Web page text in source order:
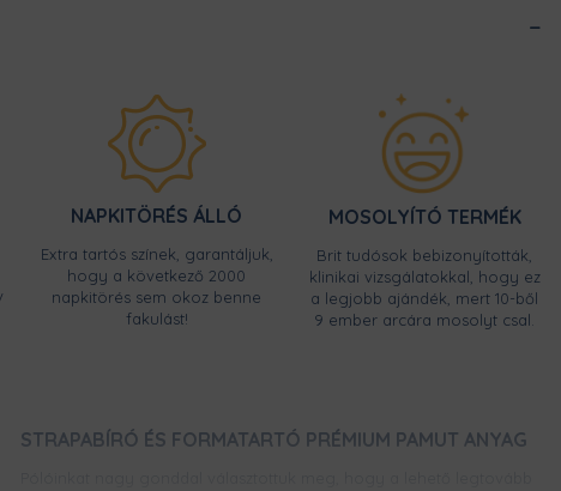
NAPKITÖRÉS ÁLLÓ
Extra tartós színek, garantáljuk,
hogy a következő 2000
napkitörés sem okoz benne
fakulást!
MOSOLYÍTÓ TERMÉK
Brit tudósok bebizonyították,
klinikai vizsgálatokkal, hogy ez
a legjobb ajándék, mert 10-ből
9 ember arcára mosolyt csal.
STRAPABÍRÓ ÉS FORMATARTÓ PRÉMIUM PAMUT ANYAG